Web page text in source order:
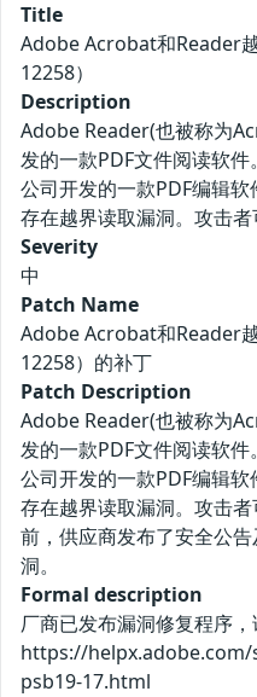
Title
Adobe Acrobat和Reader
12258）
Description
Adobe Reader(也被称为
发的一款PDF文件阅读软
公司开发的一款PDF编辑
存在越界读取漏洞。攻击者
Severity
中
Patch Name
Adobe Acrobat和Reader
12258）的补丁
Patch Description
Adobe Reader(也被称为
发的一款PDF文件阅读软
公司开发的一款PDF编辑
存在越界读取漏洞。攻击
前，供应商发布了安全公
洞。
Formal description
厂商已发布漏洞修复程序，
https://
psb19-17.html